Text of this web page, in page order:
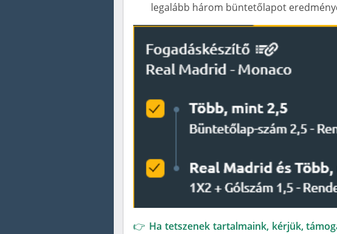
legalább három büntetőlapot
👉 Ha tetszenek tartalmaink, kérjük,